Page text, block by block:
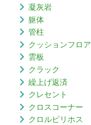
凝灰岩
躯体
管柱
クッションフロア
雲板
クラック
繰上げ返済
クレセント
クロスコーナー
クロルピリホス